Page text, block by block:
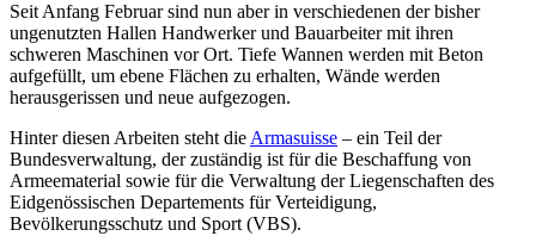
Seit Anfang Februar sind nun aber in verschiedenen der bisher
ungenutzten Hallen Handwerker und Bauarbeiter mit ihren
schweren Maschinen vor Ort. Tiefe Wannen werden mit Beton
aufgefüllt, um ebene Flächen zu erhalten, Wände werden
herausgerissen und neue aufgezogen.
Hinter diesen Arbeiten steht dieArmasuisse – ein Teil der
Bundesverwaltung, der zuständig ist für die Beschaffung von
Armeematerial sowie für die Verwaltung der Liegenschaften des
Eidgenössischen Departements für Verteidigung,
Bevölkerungsschutz und Sport (VBS).